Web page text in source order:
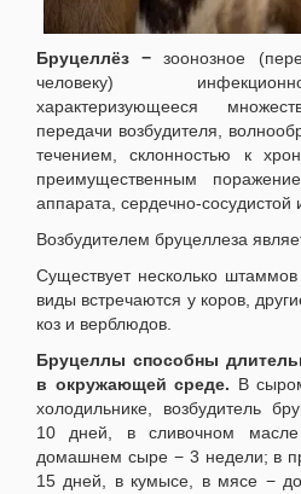
Бруцеллёз −зоонозное
человеку)
характеризующееся
передачи возбудителя,
течением, склонностью к
преимущественным
аппарата, сердечно-сосудистой
Возбудителем бруцеллеза
Существует несколько
виды встречаются у коров,
коз и верблюдов.
Бруцеллы способны
в окружающей среде. В
холодильнике, возбудитель
10 дней, в сливочном
домашнем сыре − 3 недели; в
15 дней, в кумысе, в мясе −